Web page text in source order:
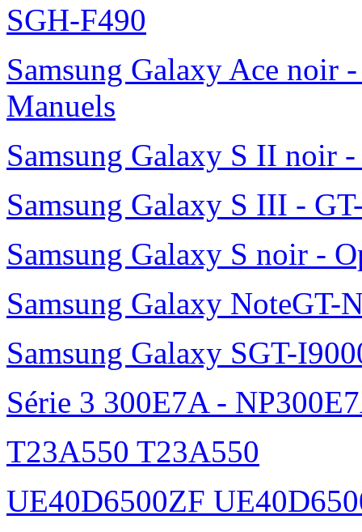
SGH-F490
Samsung Galaxy Ace noir
Manuels
Samsung Galaxy S II noir
Samsung Galaxy S III -
Samsung Galaxy S noir -
Samsung Galaxy NoteGT-
Samsung Galaxy SGT-
Série 3 300E7A -
T23A550 T23A550
UE40D6500ZF